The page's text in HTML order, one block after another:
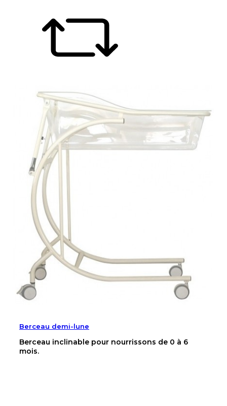
Berceau demi-lune
Berceau inclinable pour nourrissons de 0 à 6
mois.